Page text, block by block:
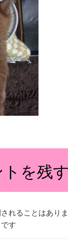
を残す
れることはありま
す